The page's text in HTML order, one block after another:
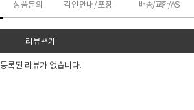
상품문의 각인안내/포장 배송/교환/AS
리뷰쓰기
등록된 리뷰가 없습니다.